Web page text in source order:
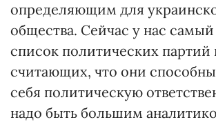
определяющим для
общества. Сейчас у нас
список политических партий
считающих, что они способны
себя политическую
надо быть большим